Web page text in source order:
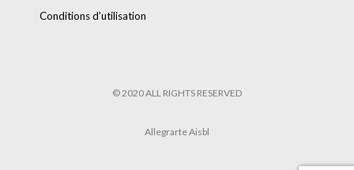
Conditions d’utilisation
© 2020 ALL RIGHTS RESERVED
Allegrarte Aisbl